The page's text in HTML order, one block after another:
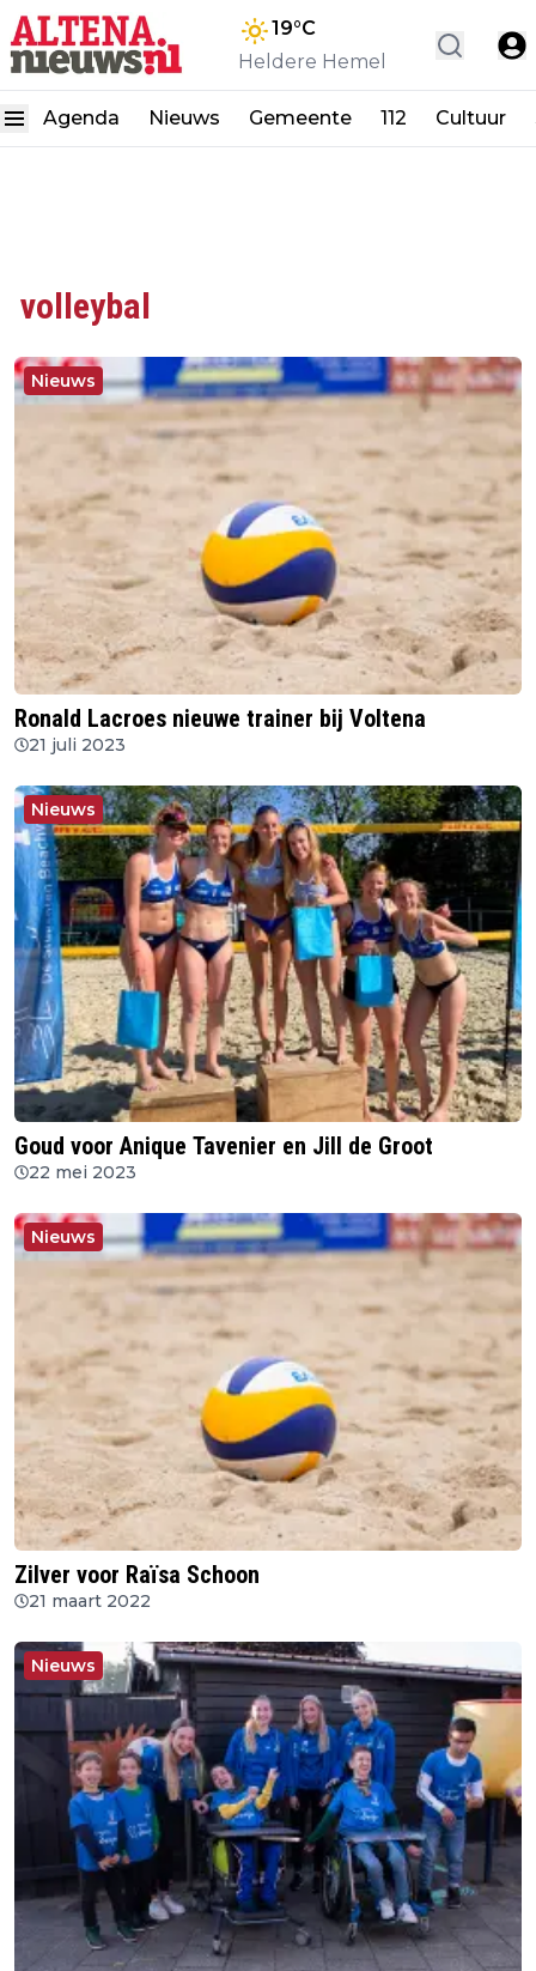
19°C
Heldere Hemel
Agenda Nieuws Gemeente 112 Cultuur
volleybal
Nieuws
Ronald Lacroes nieuwe trainer bij Voltena
21 juli 2023
Nieuws
Goud voor Anique Tavenier en Jill de Groot
22 mei 2023
Nieuws
Zilver voor Raïsa Schoon
21 maart 2022
Nieuws